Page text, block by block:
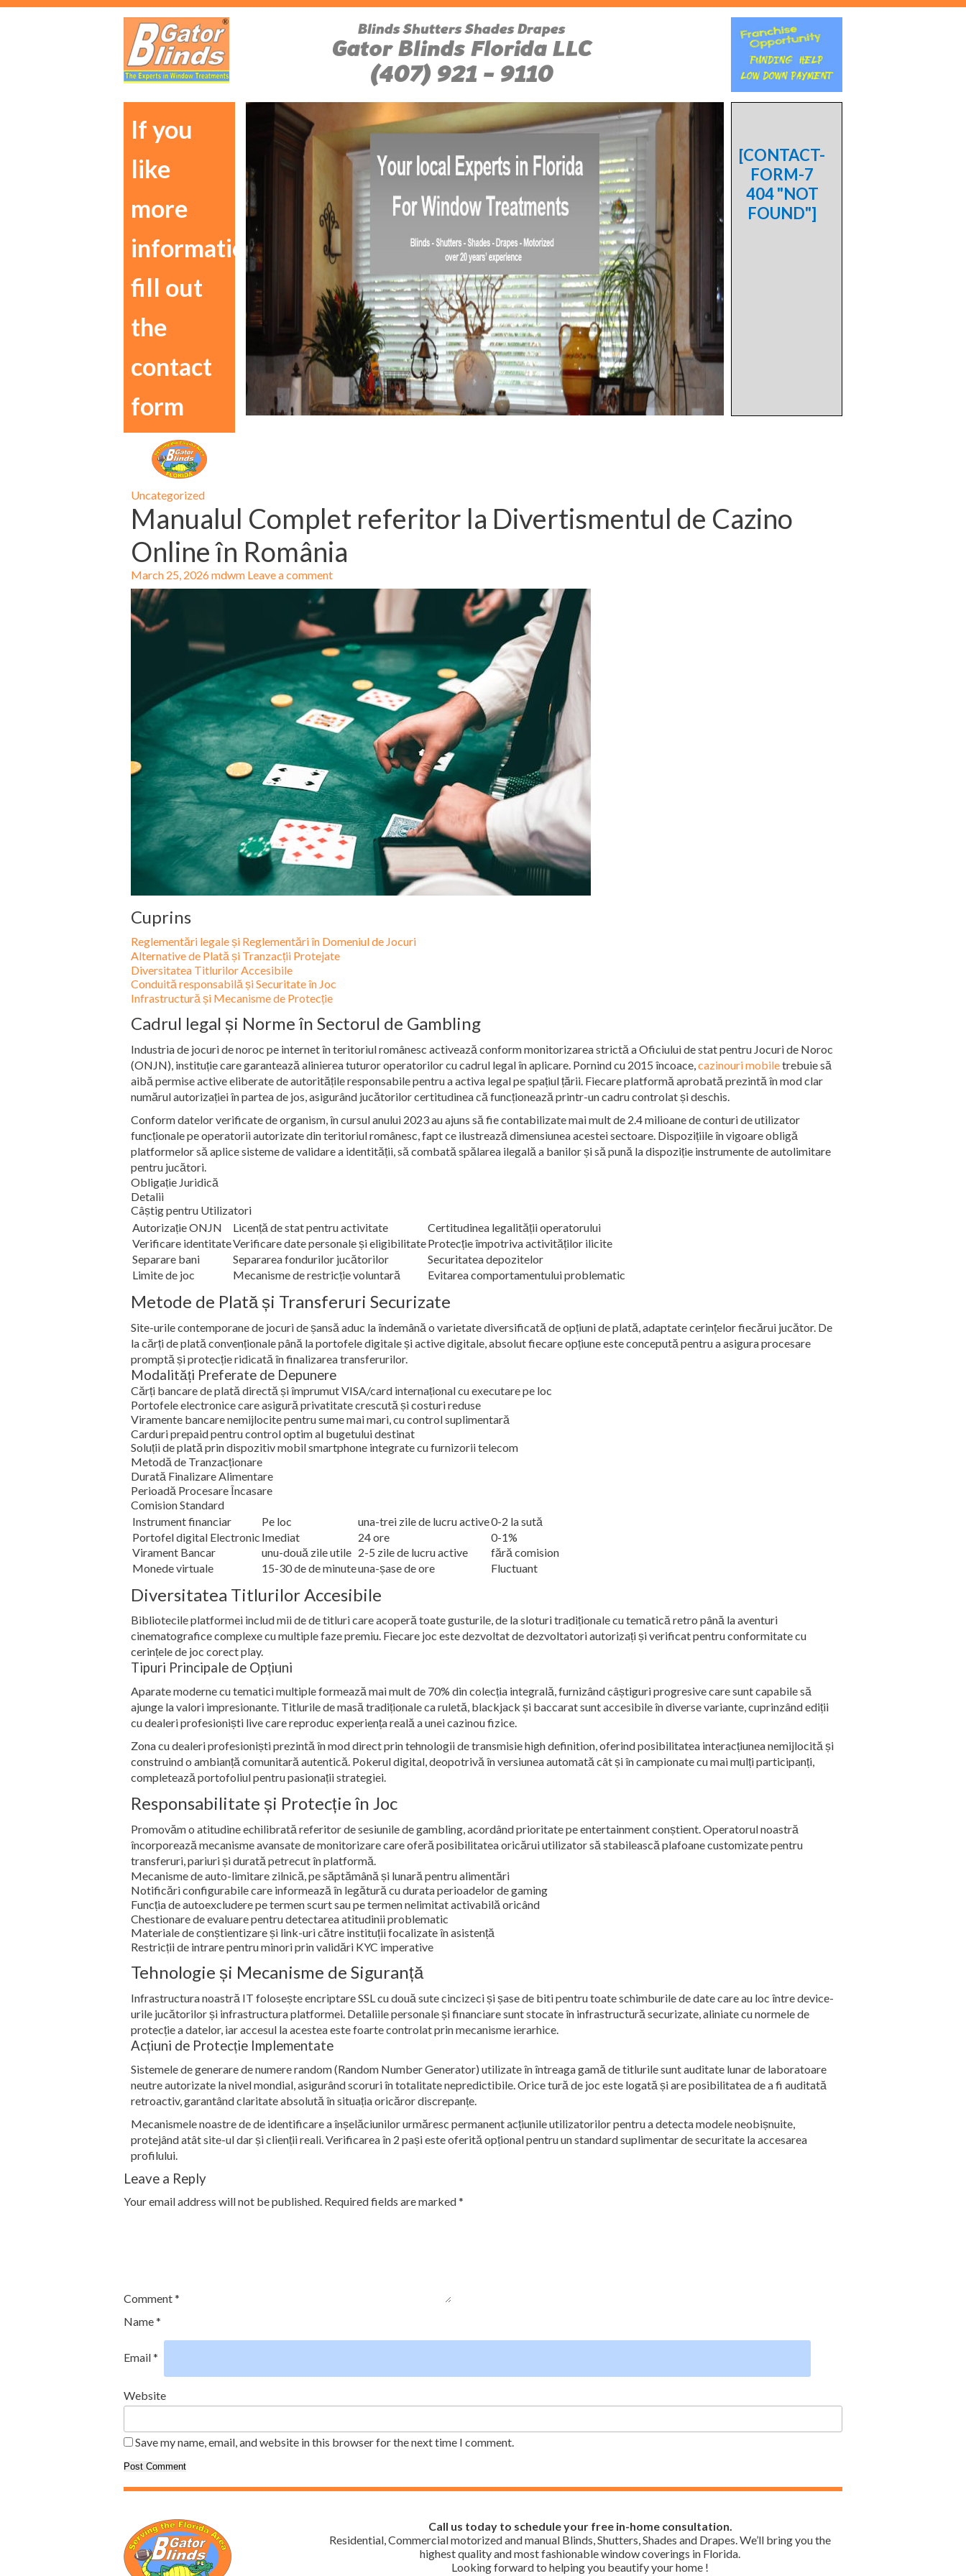
Blinds Shutters Shades Drapes
Gator Blinds Florida LLC
(407) 921 - 9110
If you
like
more
information
fill out
the
contact
form
[CONTACT-
FORM-7
404 "NOT
FOUND"]
Uncategorized
Manualul Complet referitor la Divertismentul de Cazino
Online în România
March 25, 2026mdwm Leave a comment
Cuprins
Reglementări legale și Reglementări în Domeniul de Jocuri
Alternative de Plată și Tranzacții Protejate
Diversitatea Titlurilor Accesibile
Conduită responsabilă și Securitate în Joc
Infrastructură și Mecanisme de Protecție
Cadrul legal și Norme în Sectorul de Gambling
Industria de jocuri de noroc pe internet în teritoriul românesc activează conform monitorizarea strictă a Oficiului de stat pentru Jocuri de Noroc
(ONJN), instituție care garantează alinierea tuturor operatorilor cu cadrul legal în aplicare. Pornind cu 2015 încoace,cazinouri mobiletrebuie să
aibă permise active eliberate de autoritățile responsabile pentru a activa legal pe spațiul țării. Fiecare platformă aprobată prezintă în mod clar
numărul autorizației în partea de jos, asigurând jucătorilor certitudinea că funcționează printr-un cadru controlat și deschis.
Conform datelor verificate de organism, în cursul anului 2023 au ajuns să fie contabilizate mai mult de 2.4 milioane de conturi de utilizator
funcționale pe operatorii autorizate din teritoriul românesc, fapt ce ilustrează dimensiunea acestei sectoare. Dispozițiile în vigoare obligă
platformelor să aplice sisteme de validare a identității, să combată spălarea ilegală a banilor și să pună la dispoziție instrumente de autolimitare
pentru jucători.
Obligație Juridică
Detalii
Câștig pentru Utilizatori
Autorizație ONJN
Licență de stat pentru activitate
Certitudinea legalității operatorului
Verificare identitateVerificare date personale și eligibilitateProtecție împotriva activităților ilicite
Separare bani
Separarea fondurilor jucătorilor
Securitatea depozitelor
Limite de joc
Mecanisme de restricție voluntară Evitarea comportamentului problematic
Metode de Plată și Transferuri Securizate
Site-urile contemporane de jocuri de șansă aduc la îndemână o varietate diversificată de opțiuni de plată, adaptate cerințelor fiecărui jucător. De
la cărți de plată convenționale până la portofele digitale și active digitale, absolut fiecare opțiune este concepută pentru a asigura procesare
promptă și protecție ridicată în finalizarea transferurilor.
Modalități Preferate de Depunere
Cărți bancare de plată directă și împrumut VISA/card internațional cu executare pe loc
Portofele electronice care asigură privatitate crescută și costuri reduse
Viramente bancare nemijlocite pentru sume mai mari, cu control suplimentară
Carduri prepaid pentru control optim al bugetului destinat
Soluții de plată prin dispozitiv mobil smartphone integrate cu furnizorii telecom
Metodă de Tranzacționare
Durată Finalizare Alimentare
Perioadă Procesare Încasare
Comision Standard
Instrument financiar
Pe loc una-trei zile de lucru active0-2 la sută
Portofel digital Electronic Imediat 24 ore
0-1%
Virament Bancar
unu-două zile utile 2-5 zile de lucru active
fără comision
Monede virtuale
15-30 de de minuteuna-șase de ore Fluctuant
Diversitatea Titlurilor Accesibile
Bibliotecile platformei includ mii de de titluri care acoperă toate gusturile, de la sloturi tradiționale cu tematică retro până la aventuri
cinematografice complexe cu multiple faze premiu. Fiecare joc este dezvoltat de dezvoltatori autorizați și verificat pentru conformitate cu
cerințele de joc corect play.
Tipuri Principale de Opțiuni
Aparate moderne cu tematici multiple formează mai mult de 70% din colecția integrală, furnizând câștiguri progresive care sunt capabile să
ajunge la valori impresionante. Titlurile de masă tradiționale ca ruletă, blackjack și baccarat sunt accesibile în diverse variante, cuprinzând ediții
cu dealeri profesioniști live care reproduc experiența reală a unei cazinou fizice.
Zona cu dealeri profesioniști prezintă în mod direct prin tehnologii de transmisie high definition, oferind posibilitatea interacțiunea nemijlocită și
construind o ambianță comunitară autentică. Pokerul digital, deopotrivă în versiunea automată cât și în campionate cu mai mulți participanți,
completează portofoliul pentru pasionații strategiei.
Responsabilitate și Protecție în Joc
Promovăm o atitudine echilibrată referitor de sesiunile de gambling, acordând prioritate pe entertainment conștient. Operatorul noastră
încorporează mecanisme avansate de monitorizare care oferă posibilitatea oricărui utilizator să stabilească plafoane customizate pentru
transferuri, pariuri și durată petrecut în platformă.
Mecanisme de auto-limitare zilnică, pe săptămână și lunară pentru alimentări
Notificări configurabile care informează în legătură cu durata perioadelor de gaming
Funcția de autoexcludere pe termen scurt sau pe termen nelimitat activabilă oricând
Chestionare de evaluare pentru detectarea atitudinii problematic
Materiale de conștientizare și link-uri către instituții focalizate în asistență
Restricții de intrare pentru minori prin validări KYC imperative
Tehnologie și Mecanisme de Siguranță
Infrastructura noastră IT folosește encriptare SSL cu două sute cincizeci și șase de biti pentru toate schimburile de date care au loc între device-
urile jucătorilor și infrastructura platformei. Detaliile personale și financiare sunt stocate în infrastructură securizate, aliniate cu normele de
protecție a datelor, iar accesul la acestea este foarte controlat prin mecanisme ierarhice.
Acțiuni de Protecție Implementate
Sistemele de generare de numere random (Random Number Generator) utilizate în întreaga gamă de titlurile sunt auditate lunar de laboratoare
neutre autorizate la nivel mondial, asigurând scoruri în totalitate nepredictibile. Orice tură de joc este logată și are posibilitatea de a fi auditată
retroactiv, garantând claritate absolută în situația oricăror discrepanțe.
Mecanismele noastre de de identificare a înșelăciunilor urmăresc permanent acțiunile utilizatorilor pentru a detecta modele neobișnuite,
protejând atât site-ul dar și clienții reali. Verificarea în 2 pași este oferită opțional pentru un standard suplimentar de securitate la accesarea
profilului.
Leave a Reply
Your email address will not be published. Required fields are marked*
Comment*
Name*
Email*
Website
Save my name, email, and website in this browser for the next time I comment.
Call us today to schedule your free in-home consultation.
Residential, Commercial motorized and manual Blinds, Shutters, Shades and Drapes. We’ll bring you the
highest quality and most fashionable window coverings in Florida.
Looking forward to helping you beautify your home !